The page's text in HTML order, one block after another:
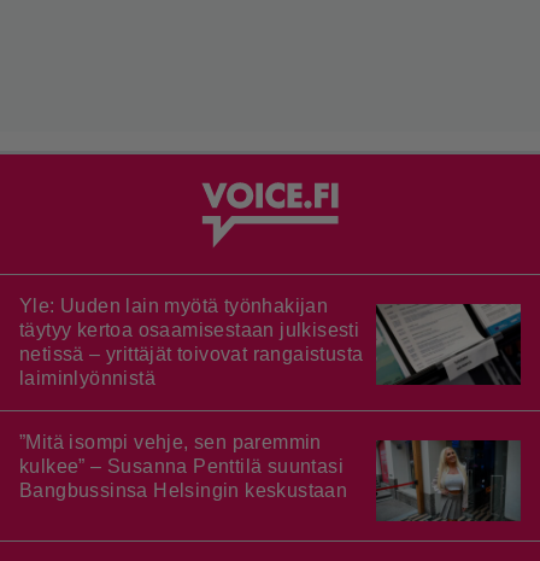
Yle: Uuden lain myötä työnhakijan
täytyy kertoa osaamisestaan julkisesti
netissä – yrittäjät toivovat rangaistusta
laiminlyönnistä
”Mitä isompi vehje, sen paremmin
kulkee” – Susanna Penttilä suuntasi
Bangbussinsa Helsingin keskustaan